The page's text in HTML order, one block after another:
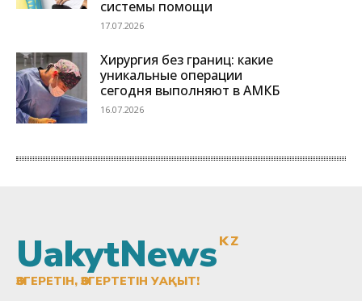
UakytNewsKZ
ӨЗГЕРЕТІН, ӨЗГЕРТЕТІН УАҚЫТ!